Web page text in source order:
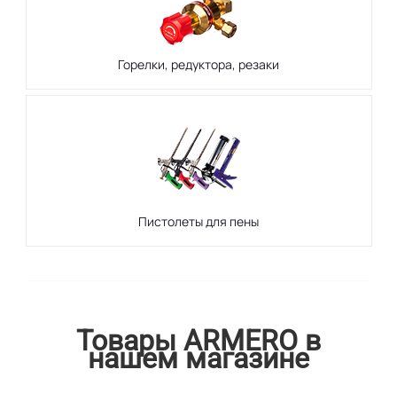
Горелки, редуктора, резаки
Пистолеты для пены
Товары ARMERO в
нашем магазине